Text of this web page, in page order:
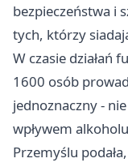
bezpieczeństwa i
tych, którzy
W czasie działań
1600 osób
jednoznaczny -
wpływem
Przemyślu